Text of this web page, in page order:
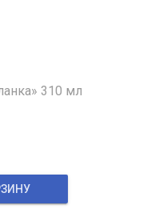
310 мл